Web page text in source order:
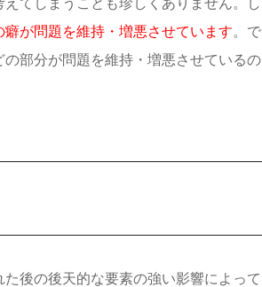
てしまうことも珍しくありません。し
が問題を維持・増悪させています。で
部分が問題を維持・増悪させているの
後の後天的な要素の強い影響によって